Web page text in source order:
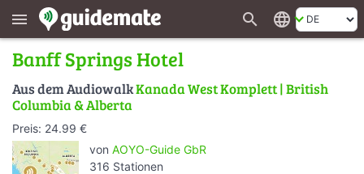
menu search language
Banff Springs Hotel
Aus dem AudiowalkKanada West Komplett | British
Columbia & Alberta
Preis: 24.99 €
von AOYO-Guide GbR
316 Stationen